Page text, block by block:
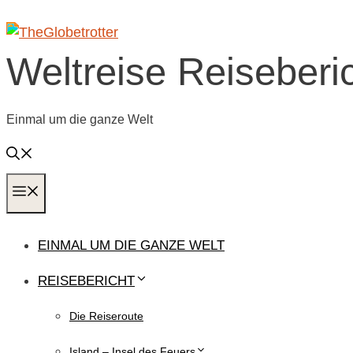
Inhalt
springen
Weltreise
Einmal um die ganze Welt
EINMAL UM DIE GANZE WELT
REISEBERICHT
Die Reiseroute